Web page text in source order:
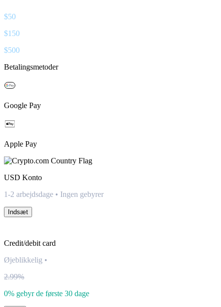
$50
$150
$500
Betalingsmetoder
Google Pay
Apple Pay
USD Konto
1-2 arbejdsdage • Ingen gebyrer
Indsæt
Credit/debit card
Øjeblikkelig •
2.99%
0% gebyr de første 30 dage